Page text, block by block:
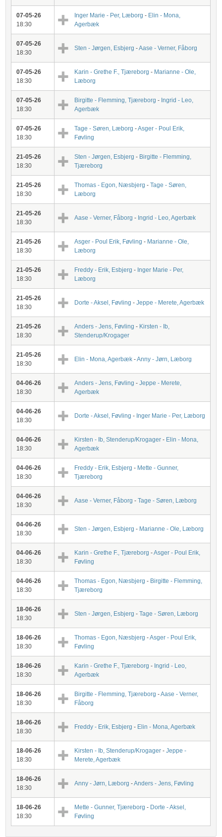
07-05-26
18:30
Inger Marie - Per, Læborg - Elin - Mona,
Agerbæk
07-05-26
18:30
Sten - Jørgen, Esbjerg-Aase - Verner, Fåborg
07-05-26
18:30
Karin - Grethe F., Tjæreborg- Marianne - Ole,
Læborg
07-05-26
18:30
Birgitte - Flemming, Tjæreborg - Ingrid - Leo,
Agerbæk
07-05-26
18:30
Tage - Søren, Læborg -Asger - Poul Erik,
Føvling
21-05-26
18:30
Sten - Jørgen, Esbjerg- Birgitte - Flemming,
Tjæreborg
21-05-26
18:30
Thomas - Egon, Næsbjerg-Tage - Søren,
Læborg
21-05-26
18:30
Aase - Verner, Fåborg - Ingrid - Leo, Agerbæk
21-05-26
18:30
Asger - Poul Erik, Føvling- Marianne - Ole,
Læborg
21-05-26
18:30
Freddy - Erik, Esbjerg - Inger Marie - Per,
Læborg
21-05-26
18:30
Dorte - Aksel, Føvling-Jeppe - Merete, Agerbæk
21-05-26
18:30
Anders - Jens, Føvling - Kirsten - Ib,
Stenderup/Krogager
21-05-26
18:30
Elin - Mona, Agerbæk-Anny - Jørn, Læborg
04-06-26
18:30
Anders - Jens, Føvling -Jeppe - Merete,
Agerbæk
04-06-26
18:30
Dorte - Aksel, Føvling- Inger Marie - Per, Læborg
04-06-26
18:30
Kirsten - Ib, Stenderup/Krogager- Elin - Mona,
Agerbæk
04-06-26
18:30
Freddy - Erik, Esbjerg - Mette - Gunner,
Tjæreborg
04-06-26
18:30
Aase - Verner, Fåborg -Tage - Søren, Læborg
04-06-26
18:30
Sten - Jørgen, Esbjerg- Marianne - Ole, Læborg
04-06-26
18:30
Karin - Grethe F., Tjæreborg-Asger - Poul Erik,
Føvling
04-06-26
18:30
Thomas - Egon, Næsbjerg- Birgitte - Flemming,
Tjæreborg
18-06-26
18:30
Sten - Jørgen, Esbjerg-Tage - Søren, Læborg
18-06-26
18:30
Thomas - Egon, Næsbjerg-Asger - Poul Erik,
Føvling
18-06-26
18:30
Karin - Grethe F., Tjæreborg- Ingrid - Leo,
Agerbæk
18-06-26
18:30
Birgitte - Flemming, Tjæreborg -Aase - Verner,
Fåborg
18-06-26
18:30
Freddy - Erik, Esbjerg - Elin - Mona, Agerbæk
18-06-26
18:30
Kirsten - Ib, Stenderup/Krogager-Jeppe -
Merete, Agerbæk
18-06-26
18:30
Anny - Jørn, Læborg -Anders - Jens, Føvling
18-06-26
18:30
Mette - Gunner, Tjæreborg- Dorte - Aksel,
Føvling